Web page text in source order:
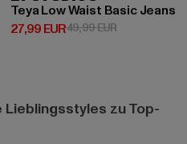
119,99 EUR
Teya Low Waist Basic Jeans
27,99 EUR
Derzeitiger Preis: 27,99 EUR
49,99 EURAktionspreis:
Lieblingsstyles zu Top-